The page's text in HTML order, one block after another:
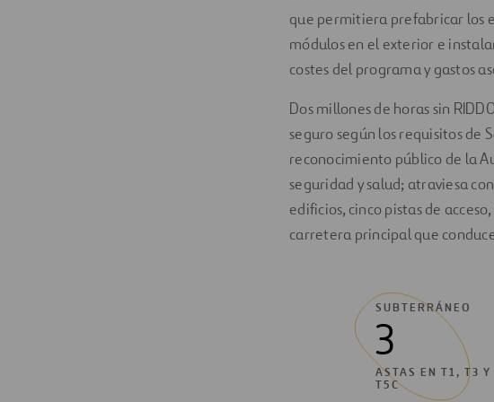
que permitiera prefabricar los
módulos en el exterior e
costes del programa y gastos
Dos millones de horas sin
seguro según los requisitos de
reconocimiento público de la
seguridad y salud; atraviesa
edificios, cinco pistas de
carretera principal que
SUBTERRÁNEO
3
ASTAS EN T1, T3 Y
T5C